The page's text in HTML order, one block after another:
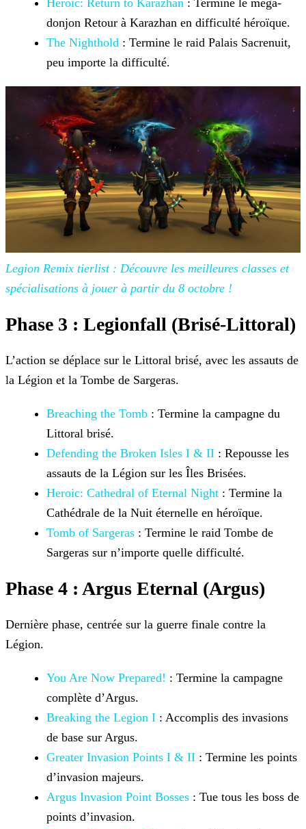
Heroic: Return to Karazhan : Termine le méga-
donjon Retour à Karazhan en difficulté héroïque.
The Nighthold : Termine le raid Palais Sacrenuit,
peu importe la difficulté.
Legion Remix tierlist : Découvre les meilleures classes et
spécialisations à jouer à partir du 8 octobre !
Phase 3 : Legionfall (Brisé-Littoral)
L’action se déplace sur le Littoral brisé, avec les assauts de
la Légion et la Tombe de Sargeras.
Breaching the Tomb : Termine la campagne du
Littoral brisé.
Defending the Broken Isles I & II : Repousse les
assauts de la Légion sur les Îles Brisées.
Heroic: Cathedral of Eternal Night : Termine la
Cathédrale de la Nuit éternelle en héroïque.
Tomb of Sargeras : Termine le raid Tombe de
Sargeras sur n’importe quelle difficulté.
Phase 4 : Argus Eternal (Argus)
Dernière phase, centrée sur la guerre finale contre la
Légion.
You Are Now Prepared! : Termine la campagne
complète d’Argus.
Breaking the Legion I : Accomplis des invasions
de base sur Argus.
Greater Invasion Points I & II : Termine les points
d’invasion majeurs.
Argus Invasion Point Bosses : Tue tous les boss de
points d’invasion.